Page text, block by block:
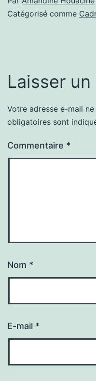
Catégorisé comme
Laisser
Votre adresse e-mail
obligatoires sont
Commentaire *
Nom *
E-mail *